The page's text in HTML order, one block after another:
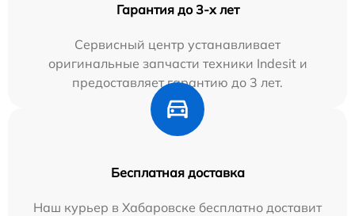
Гарантия до 3-х лет
Сервисный центр устанавливает
оригинальные запчасти техники Indesit и
предоставляет гарантию до 3 лет.
Бесплатная доставка
Наш курьер в Хабаровске бесплатно доставит